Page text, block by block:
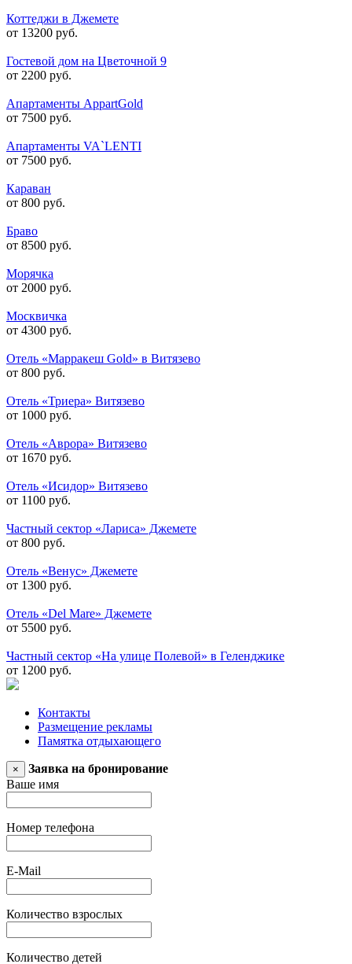
Коттеджи в Джемете
от 13200 руб.
Гостевой дом на Цветочной 9
от 2200 руб.
Апартаменты AppartGold
от 7500 руб.
Апартаменты VA`LENTI
от 7500 руб.
Караван
от 800 руб.
Браво
от 8500 руб.
Морячка
от 2000 руб.
Москвичка
от 4300 руб.
Отель «Марракеш Gold» в Витязево
от 800 руб.
Отель «Триера» Витязево
от 1000 руб.
Отель «Аврора» Витязево
от 1670 руб.
Отель «Исидор» Витязево
от 1100 руб.
Частный сектор «Лариса» Джемете
от 800 руб.
Отель «Венус» Джемете
от 1300 руб.
Отель «Del Mare» Джемете
от 5500 руб.
Частный сектор «На улице Полевой» в Геленджике
от 1200 руб.
Контакты
Размещение рекламы
Памятка отдыхающего
×
Заявка на бронирование
Ваше имя
Номер телефона
E-Mail
Количество взрослых
Количество детей